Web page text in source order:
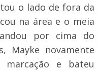
o lado de fora da
na área e o meia
por cima do
Mayke novamente
e bateu